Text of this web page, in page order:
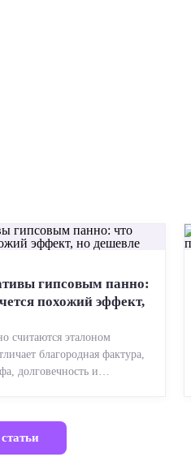
гипсовым панно:
похожий эффект,
считаются эталоном
благородная фактура,
долговечность и